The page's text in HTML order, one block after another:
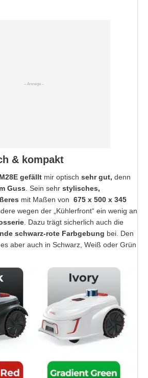
& kompakt
gefällt mir optisch sehr gut, denn
Guss . Sein sehr stylisches,
mit Maßen von 675 x 500 x 345
wegen der „Kühlerfront“ ein wenig an
. Dazu trägt sicherlich auch die
schwarz-rote Farbgebung bei. Den
aber auch in Schwarz, Weiß oder Grün